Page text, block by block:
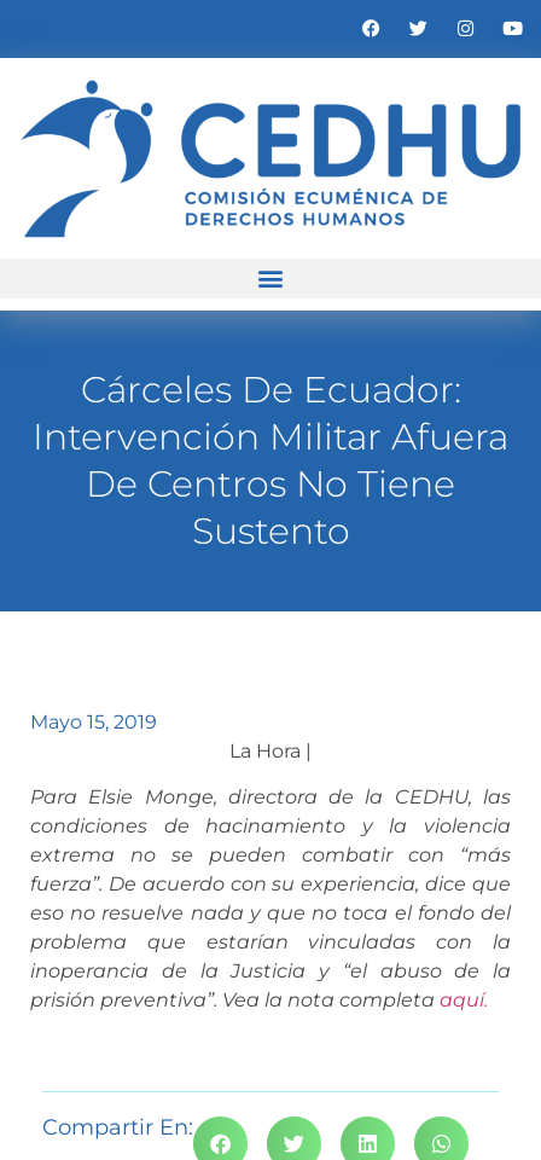
Cárceles De Ecuador:
Intervención Militar Afuera
De Centros No Tiene
Sustento
Mayo 15, 2019
La Hora |
Para Elsie Monge, directora de la CEDHU, las
condiciones de hacinamiento y la violencia
extrema no se pueden combatir con “más
fuerza”. De acuerdo con su experiencia, dice que
eso no resuelve nada y que no toca el fondo del
problema que estarían vinculadas con la
inoperancia de la Justicia y “el abuso de la
prisión preventiva”. Vea la nota completa aquí.
Compartir En: